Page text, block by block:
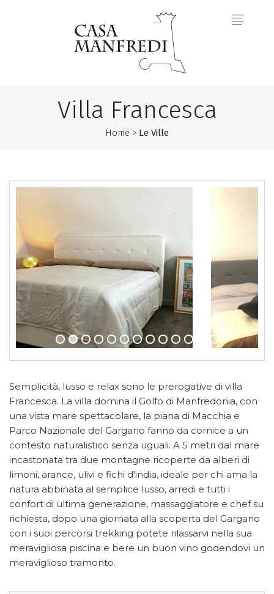
Villa Francesca
Home > Le Ville
Semplicità, lusso e relax sono le prerogative di villa
Francesca. La villa domina il Golfo di Manfredonia, con
una vista mare spettacolare, la piana di Macchia e
Parco Nazionale del Gargano fanno da cornice a un
contesto naturalistico senza uguali. A 5 metri dal mare
incastonata tra due montagne ricoperte da alberi di
limoni, arance, ulivi e fichi d'india, ideale per chi ama la
natura abbinata al semplice lusso, arredi e tutti i
confort di ultima generazione, massaggiatore e chef su
richiesta, dopo una giornata alla scoperta del Gargano
con i suoi percorsi trekking potete rilassarvi nella sua
meravigliosa piscina e bere un buon vino godendovi un
meraviglioso tramonto.